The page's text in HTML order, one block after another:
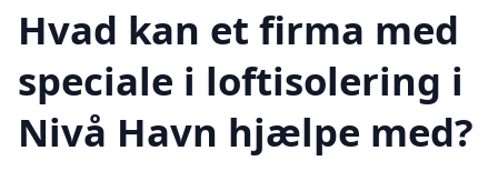
Hvad kan et firma med
speciale i loftisolering i
Nivå Havn hjælpe med?